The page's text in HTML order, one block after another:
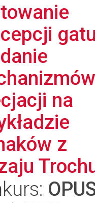
na
z